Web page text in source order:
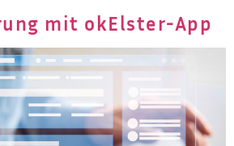
mit okElster-App